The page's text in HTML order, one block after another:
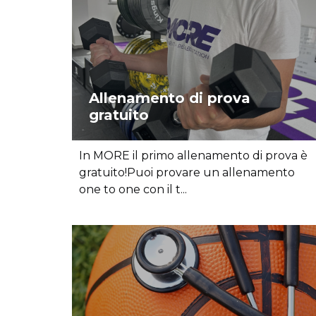
Allenamento di prova
gratuito
In MORE il primo allenamento di prova è
gratuito!Puoi provare un allenamento
one to one con il t...